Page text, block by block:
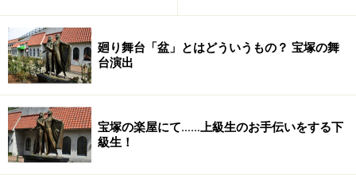
実はこの作品、登場する俳優38人！ その38人が200以
上の役柄に挑みます。衣裳は400着、かつらも180！ 上
演時間も4時間に及び、これぞ、名実ともに「大作」。
慢して、いろいろな演じ方を楽しんでください。楽しん
でいるうちに4時間経っていると思います」とひとこ
廻り舞台「盆」とはどういうもの？ 宝塚の舞
台演出
宝塚の楽屋にて……上級生のお手伝いをする下
級生！